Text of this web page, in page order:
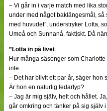
– Vi går in i varje match med lika
under med något baklängesmål, så
med huvudet”, understryker Lotta,
Umeå och Sunnanå, faktiskt. Då
”Lotta in på livet
Hur många säsonger som
inte.
– Det har blivit ett par år, säger hon
Är hon en naturlig ledartyp?
– Jag är mig själv, helt och hållet.
går omkring och tänker på sig själv